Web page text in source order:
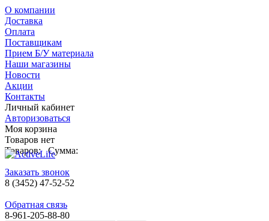
О компании
Доставка
Оплата
Поставщикам
Прием Б/У материала
Наши магазины
Новости
Акции
Контакты
Личный кабинет
Авторизоваться
Моя корзина
Товаров нет
Товаров: Сумма:
Заказать звонок
8 (3452) 47-52-52
Обратная связь
8-961-205-88-80